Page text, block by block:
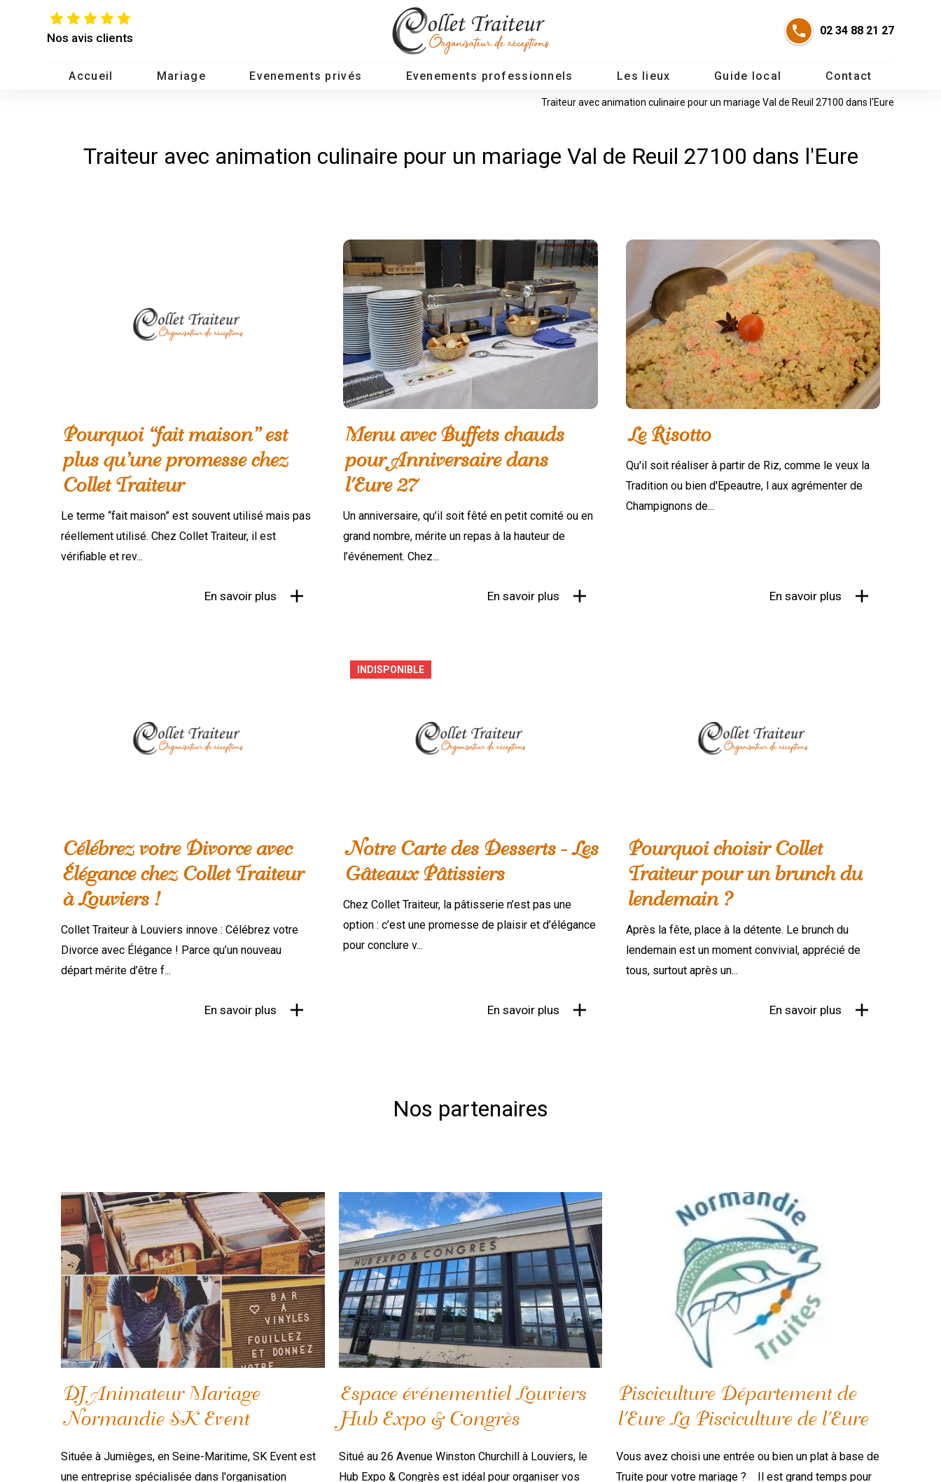
Nos avis clients 02 34 88 21 27
Accueil Mariage Evenements privés Evenements professionnels Les lieux Guide local Contact
Traiteur avec animation culinaire pour un mariage Val de Reuil 27100 dans l'Eure
Traiteur avec animation culinaire pour un mariage Val de Reuil 27100 dans l'Eure
Pourquoi “fait maison” est
plus qu’une promesse chez
Collet Traiteur
Le terme “fait maison” est souvent utilisé mais pas
réellement utilisé. Chez Collet Traiteur, il est
vérifiable et rev...
En savoir plus
Menu avec Buffets chauds
pour Anniversaire dans
l'Eure 27
Un anniversaire, qu’il soit fêté en petit comité ou en
grand nombre, mérite un repas à la hauteur de
l’événement. Chez...
En savoir plus
Le Risotto
Qu'il soit réaliser à partir de Riz, comme le veux la
Tradition ou bien d'Epeautre, l aux agrémenter de
Champignons de...
En savoir plus
Célébrez votre Divorce avec
Élégance chez Collet Traiteur
à Louviers !
Collet Traiteur à Louviers innove : Célébrez votre
Divorce avec Élégance ! Parce qu’un nouveau
départ mérite d’être f...
En savoir plus
INDISPONIBLE
Notre Carte des Desserts - Les
Gâteaux Pâtissiers
Chez Collet Traiteur, la pâtisserie n’est pas une
option : c’est une promesse de plaisir et d’élégance
pour conclure v...
En savoir plus
Pourquoi choisir Collet
Traiteur pour un brunch du
lendemain ?
Après la fête, place à la détente. Le brunch du
lendemain est un moment convivial, apprécié de
tous, surtout après un...
En savoir plus
Nos partenaires
DJ Animateur Mariage
Normandie SK Event
​Située à Jumièges, en Seine-Maritime, SK Event est
une entreprise spécialisée dans l'organisation
Espace événementiel Louviers
Hub Expo & Congrès
Situé au 26 Avenue Winston Churchill à Louviers, le
Hub Expo & Congrès est idéal pour organiser vos
Pisciculture Département de
l'Eure La Pisciculture de l'Eure
Vous avez choisi une entrée ou bien un plat à base de
Truite pour votre mariage ? Il est grand temps pour